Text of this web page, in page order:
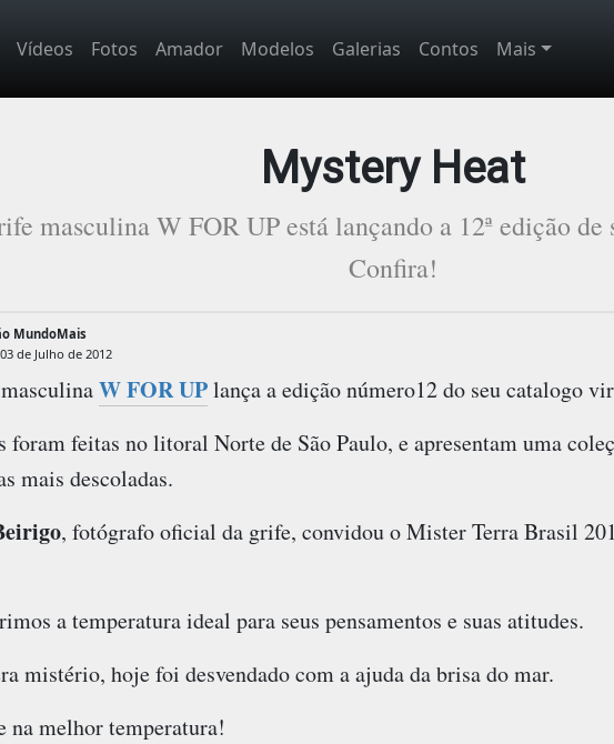
Vídeos Fotos Amador Modelos Galerias Contos Mais
Mystery Heat
masculina W FOR UP está lançando a 12ª edição
Confira!
MundoMais
de Julho de 2012
W FOR UPlança a edição número12 do seu catalogo
foram feitas no litoral Norte de São Paulo, e apresentam uma
mais descoladas.
, fotógrafo oficial da grife, convidou o Mister Terra Brasil
a temperatura ideal para seus pensamentos e suas atitudes.
mistério, hoje foi desvendado com a ajuda da brisa do mar.
na melhor temperatura!